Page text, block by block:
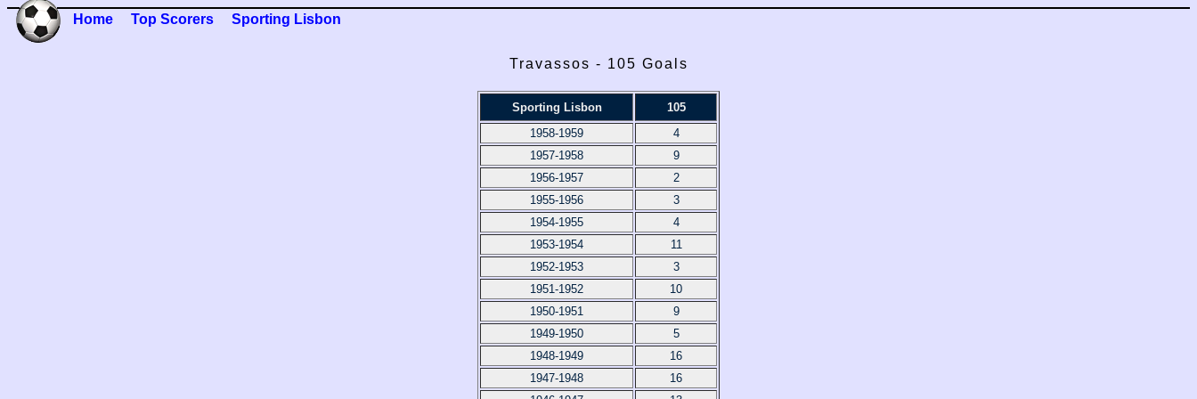
Home Top Scorers Sporting Lisbon
Travassos - 105 Goals
Sporting Lisbon
105
1958-1959
4
1957-1958
9
1956-1957
2
1955-1956
3
1954-1955
4
1953-1954
11
1952-1953
3
1951-1952
10
1950-1951
9
1949-1950
5
1948-1949
16
1947-1948
16